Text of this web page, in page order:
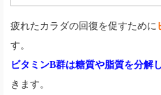
疲れたカラダの回復を促すために
す。
ビタミンB群は糖質や脂質を分解
きます。